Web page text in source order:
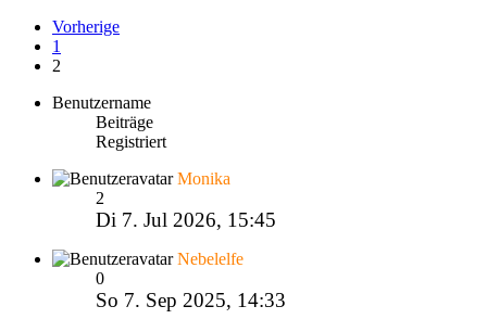
Vorherige
1
2
Benutzername
Beiträge
Registriert
Monika
2
Di 7. Jul 2026, 15:45
Nebelelfe
0
So 7. Sep 2025, 14:33